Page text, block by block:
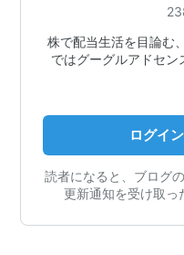
株で配当生活を目論む
ではグーグルアドセン
ログイ
読者になると、ブログ
更新通知を受け取っ